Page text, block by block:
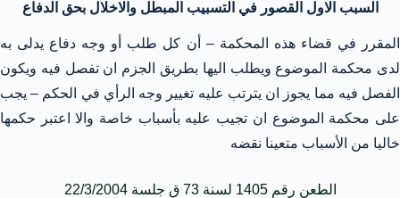
السبب الاول القصور في التسبيب المبطل والاخلال بحق الدفاع
المقرر في قضاء هذه المحكمة – أن كل طلب أو وجه دفاع يدلى به
لدى محكمة الموضوع ويطلب اليها بطريق الجزم ان تفصل فيه ويكون
الفصل فيه مما يجوز ان يترتب عليه تغيير وجه الرأي في الحكم – يجب
على محكمة الموضوع ان تجيب عليه بأسباب خاصة والا اعتبر حكمها
خاليا من الأسباب متعينا نقضه
الطعن رقم 1405 لسنة 73 ق جلسة 22/3/2004